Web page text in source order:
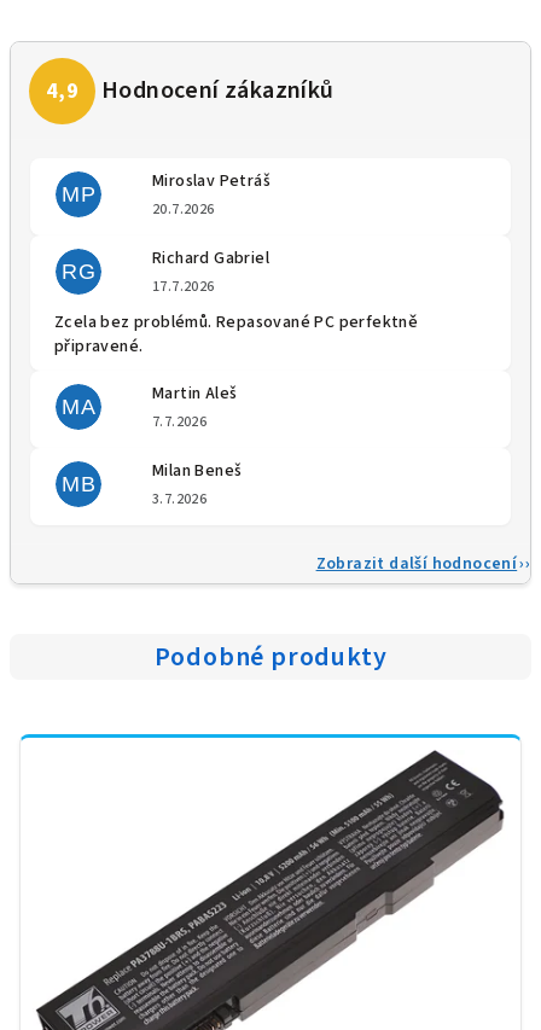
MP
Miroslav Petráš
20.7.2026
RG
Richard Gabriel
17.7.2026
Zcela bez problémů. Repasované PC perfektně
připravené.
MA
Martin Aleš
7.7.2026
MB
Milan Beneš
3.7.2026
Zobrazit další hodnocení
Podobné produkty